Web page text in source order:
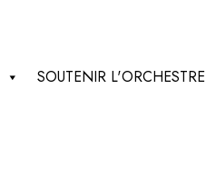
SOUTENIR L'ORCHESTRE